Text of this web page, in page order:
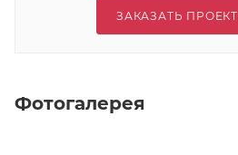
ЗАКАЗАТЬ ПРОЕКТ
Фотогалерея